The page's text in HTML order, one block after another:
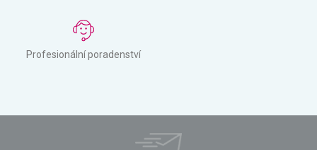
Profesionální poradenství